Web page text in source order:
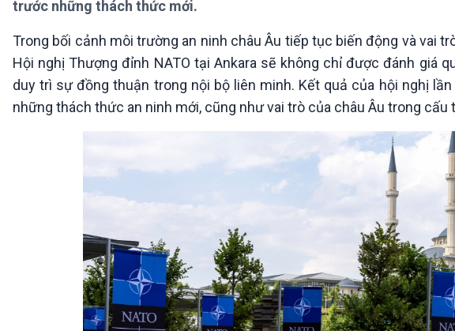
360 độ Sức khỏe
Tài nguyên và Môi trường
Chuyên gia của bạn
Xã hội chuyển động
Bước chân đến trường
Kết nối công nghệ
khí hậu
VOV1 đặc biệt
Chân dung cuộc sống
Các chương trình đặc biệt
trước những thách thức mới.
Trong bối cảnh môi trường an ninh châu Âu tiếp tục biến động và vai
Hội nghị Thượng đỉnh NATO tại Ankara sẽ không chỉ được đánh giá
duy trì sự đồng thuận trong nội bộ liên minh. Kết quả của hội nghị
những thách thức an ninh mới, cũng như vai trò của châu Âu trong